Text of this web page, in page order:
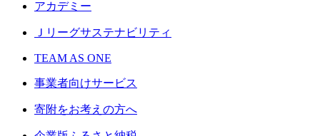
アカデミー
Ｊリーグサステナビリティ
TEAM AS ONE
事業者向けサービス
寄附をお考えの方へ